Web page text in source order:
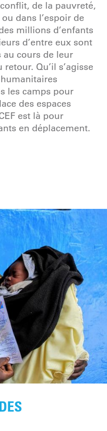
de la pauvreté,
dans l’espoir de
millions d’enfants
d’entre eux sont
cours de leur
Qu’il s’agisse
les camps pour
des espaces
est là pour
en déplacement.